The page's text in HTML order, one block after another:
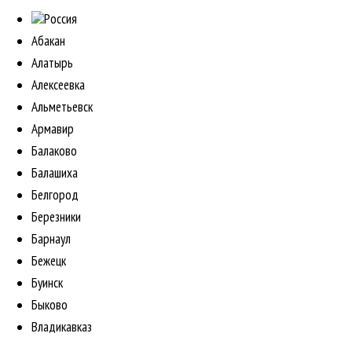
Россия
Абакан
Алатырь
Алексеевка
Альметьевск
Армавир
Балаково
Балашиха
Белгород
Березники
Барнаул
Бежецк
Буинск
Быково
Владикавказ